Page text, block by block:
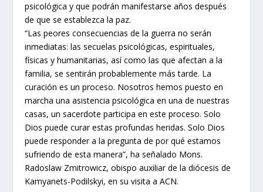
psicológica y que podrán manifestarse años después
de que se establezca la paz.
“Las peores consecuencias de la guerra no serán
inmediatas: las secuelas psicológicas, espirituales,
físicas y humanitarias, así como las que afectan a la
familia, se sentirán probablemente más tarde. La
curación es un proceso. Nosotros hemos puesto en
marcha una asistencia psicológica en una de nuestras
casas, un sacerdote participa en este proceso. Solo
Dios puede curar estas profundas heridas. Solo Dios
puede responder a la pregunta de por qué estamos
sufriendo de esta manera”, ha señalado Mons.
Radoslaw Zmitrowicz, obispo auxiliar de la diócesis de
Kamyanets-Podilskyi, en su visita a ACN.